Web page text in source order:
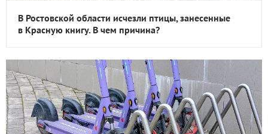
В Ростовской области исчезли птицы, занесенные
в Красную книгу. В чем причина?